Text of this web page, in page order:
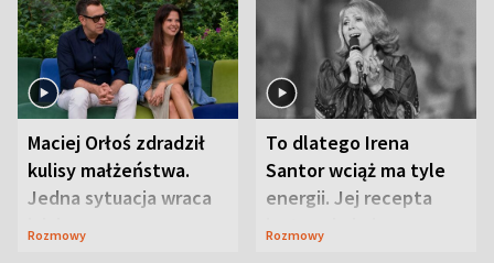
Maciej Orłoś zdradził
kulisy małżeństwa.
Jedna sytuacja wraca
jak bumerang
Rozmowy
To dlatego Irena
Santor wciąż ma tyle
energii. Jej recepta
jest zaskakująco
Rozmowy